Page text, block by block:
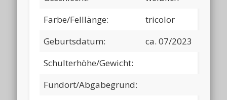
Farbe/Felllänge:
tricolor
Geburtsdatum:
ca. 07/2023
Schulterhöhe/Gewicht:
Fundort/Abgabegrund: